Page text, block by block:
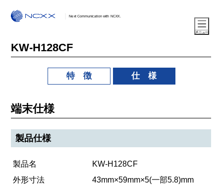
Next Communication with NCXX.
KW-H128CF
特 徴 仕 様
端末仕様
製品仕様
製品名
KW-H128CF
外形寸法
43mm×59mm×5(一部5.8)mm